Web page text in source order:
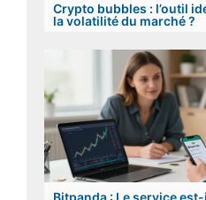
Crypto bubbles : l’outil
la volatilité du marché ?